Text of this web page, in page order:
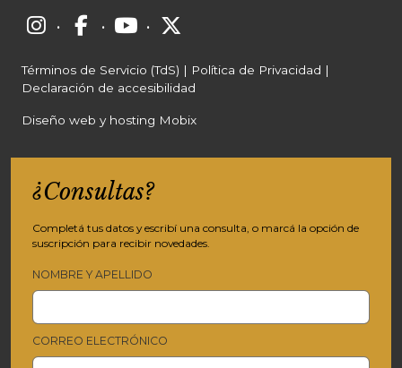
· · ·
Términos de Servicio (TdS) | Política de Privacidad |
Declaración de accesibilidad
Diseño web y hosting Mobix
¿Consultas?
Completá tus datos y escribí una consulta, o marcá la opción de
suscripción para recibir novedades.
NOMBRE Y APELLIDO
CORREO ELECTRÓNICO